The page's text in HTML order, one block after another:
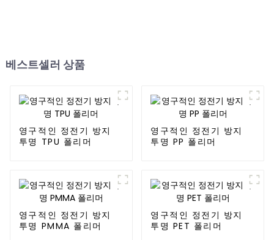
베스트셀러 상품
영구적인 정전기 방지
투명 TPU 폴리머
영구적인 정전기 방지
투명 PP 폴리머
영구적인 정전기 방지
투명 PMMA 폴리머
영구적인 정전기 방지
투명 PET 폴리머